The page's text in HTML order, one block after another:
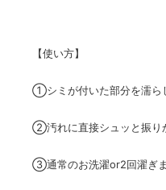
【使い方】
①シミが付いた部分を濡ら
②汚れに直接シュッと振り
③通常のお洗濯or2回濯ぎま